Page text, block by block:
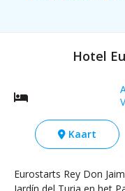
Hotel
Kaart
Eurostarts Rey Don